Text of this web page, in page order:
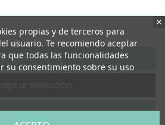
propias y de terceros para
usuario. Te recomiendo aceptar
que todas las funcionalidades
su consentimiento sobre su uso
todo
selección
Aceptar todo